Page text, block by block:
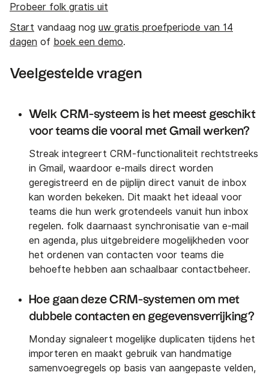
Probeer folk gratis uit
Start vandaag nog uw gratis proefperiode van 14
dagen of boek een demo.
Veelgestelde vragen
Welk CRM-systeem is het meest geschikt
voor teams die vooral met Gmail werken?
Streak integreert CRM-functionaliteit rechtstreeks
in Gmail, waardoor e-mails direct worden
geregistreerd en de pijplijn direct vanuit de inbox
kan worden bekeken. Dit maakt het ideaal voor
teams die hun werk grotendeels vanuit hun inbox
regelen. folk daarnaast synchronisatie van e-mail
en agenda, plus uitgebreidere mogelijkheden voor
het ordenen van contacten voor teams die
behoefte hebben aan schaalbaar contactbeheer.
Hoe gaan deze CRM-systemen om met
dubbele contacten en gegevensverrijking?
Monday signaleert mogelijke duplicaten tijdens het
importeren en maakt gebruik van handmatige
samenvoegregels op basis van aangepaste velden,